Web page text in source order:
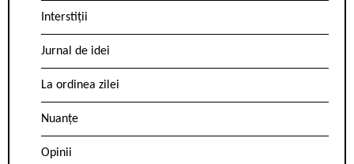
Interstiții
Jurnal de idei
La ordinea zilei
Nuanțe
Opinii